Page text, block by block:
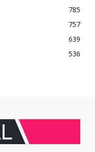
785
757
639
536